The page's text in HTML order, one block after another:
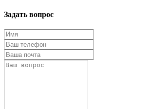
Задать вопрос